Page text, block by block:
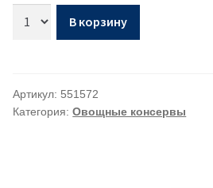
В корзину
Артикул: 551572
Категория:Овощные консервы